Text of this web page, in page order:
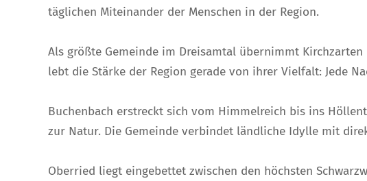
täglichen Miteinander der Menschen in der Region.
Als größte Gemeinde im Dreisamtal übernimmt
lebt die Stärke der Region gerade von ihrer Vielfalt: Jede
Buchenbach erstreckt sich vom Himmelreich bis ins
zur Natur. Die Gemeinde verbindet ländliche Idylle mit
Oberried liegt eingebettet zwischen den höchsten